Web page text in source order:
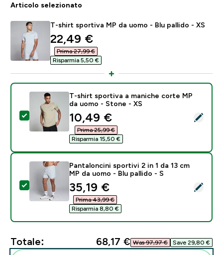
Articolo selezionato
T-shirt sportiva MP da uomo - Blu pallido - XS
discounted price
22,49 €‎
Prima 27,99 €‎
Risparmia 5,50 €‎
Seleziona questo prodotto - T-shirt sportiva a
T-shirt sportiva a maniche corte MP
da uomo - Stone - XS
discounted price
10,49 €‎
Prima 25,99 €‎
Risparmia 15,50 €‎
Seleziona questo prodotto - Pantaloncini sportivi 2 in
Pantaloncini sportivi 2 in 1 da 13 cm
MP da uomo - Blu pallido - S
discounted price
35,19 €‎
Prima 43,99 €‎
Risparmia 8,80 €‎
Totale: 68,17 €‎ Was 97,97 €‎ Save 29,80 €‎